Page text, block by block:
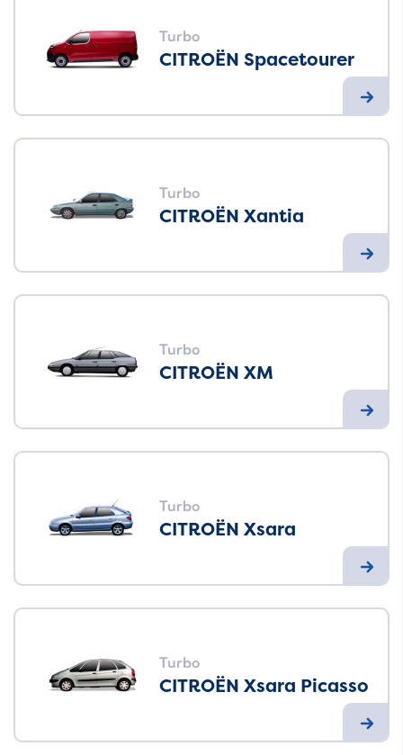
Turbo
CITROËN Spacetourer
Turbo
CITROËN Xantia
Turbo
CITROËN XM
Turbo
CITROËN Xsara
Turbo
CITROËN Xsara Picasso